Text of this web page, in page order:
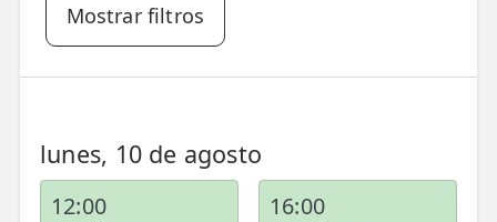
🇬🇧 English
🔍 Especialidades
💆‍♀️ Tratamientos
Mostrar filtros
lunes, 10 de agosto
12:00 16:00